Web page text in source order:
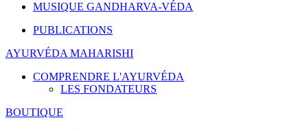
MUSIQUE GANDHARVA-VÉDA
PUBLICATIONS
AYURVÉDA MAHARISHI
COMPRENDRE L'AYURVÉDA
LES FONDATEURS
BOUTIQUE